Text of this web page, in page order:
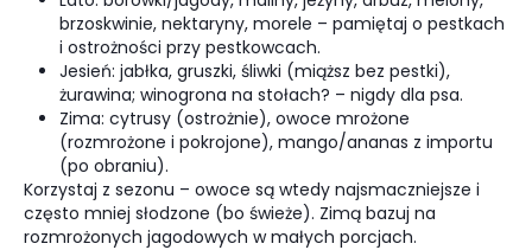
brzoskwinie, nektaryny, morele – pamiętaj o pestkach
i ostrożności przy pestkowcach.
Jesień: jabłka, gruszki, śliwki (miąższ bez pestki),
żurawina; winogrona na stołach? – nigdy dla psa.
Zima: cytrusy (ostrożnie), owoce mrożone
(rozmrożone i pokrojone), mango/ananas z importu
(po obraniu).
Korzystaj z sezonu – owoce są wtedy najsmaczniejsze i
często mniej słodzone (bo świeże). Zimą bazuj na
rozmrożonych jagodowych w małych porcjach.